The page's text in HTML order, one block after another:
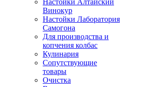
Настойки Алтайский
Винокур
Настойки Лаборатория
Самогона
Для производства и
копчения колбас
Кулинария
Сопутствующие
товары
Очистка